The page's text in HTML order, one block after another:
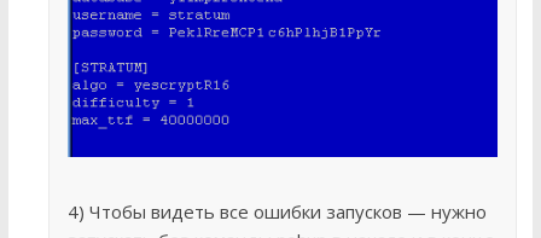
4) Чтобы видеть все ошибки запусков — нужно